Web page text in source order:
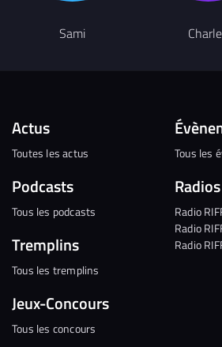
Sami
Actus
Toutes les actus
Podcasts
Tous les podcasts
Tremplins
Tous les tremplins
Jeux-Concours
Tous les concours
Tous les
Radios
Radio
Radio
Radio